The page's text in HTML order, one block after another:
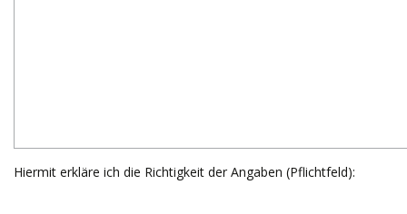
Hiermit erkläre ich die Richtigkeit der Angaben (Pflichtfeld):